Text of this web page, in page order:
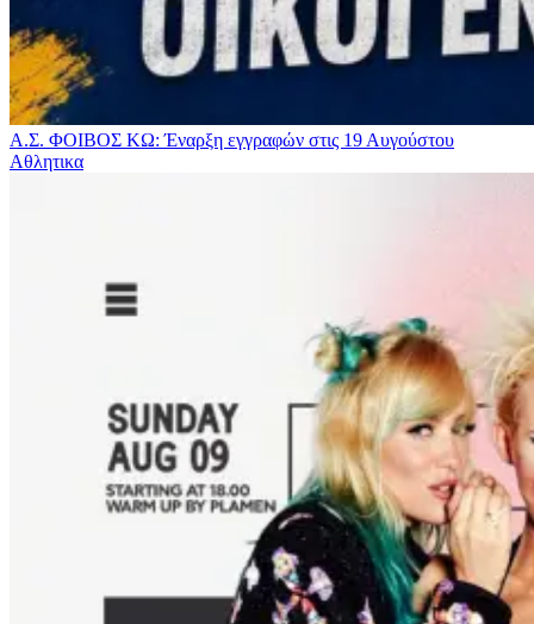
Α.Σ. ΦΟΙΒΟΣ ΚΩ: Έναρξη εγγραφών στις 19 Αυγούστου
Αθλητικα